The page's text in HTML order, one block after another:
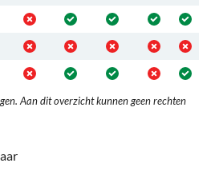
Aan dit overzicht kunnen geen rechten